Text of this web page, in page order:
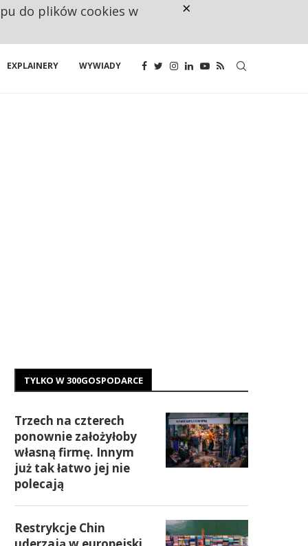
EXPLAINERY WYWIADY
TYLKO W 300GOSPODARCE
Trzech na czterech
ponownie założyłoby
własną firmę. Innym
już tak łatwo jej nie
polecają
Restrykcje Chin
do plików cookies w ×